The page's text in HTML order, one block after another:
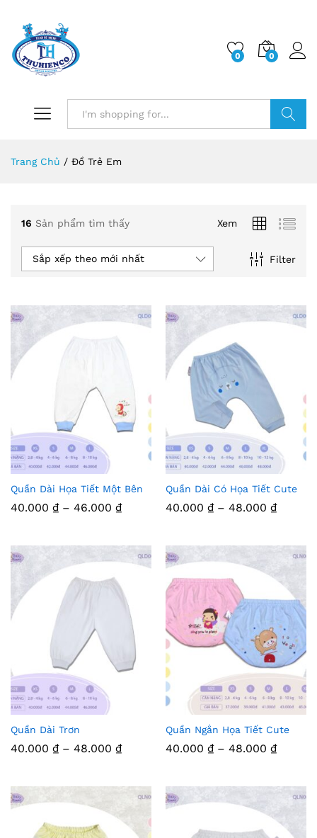
0 0
Trang Chủ / Đồ Trẻ Em
16 Sản phẩm tìm thấy Xem
Filter
Sắp xếp theo mới nhất
Thê
m
Yêu
Quần Dài Họa Tiết Một Bên
40.000 ₫ – 46.000 ₫Khoảng
đến
46.000 ₫
Thê
m
Yêu
Thíc
h
Quần Dài Có Họa Tiết Cute
40.000 ₫ – 48.000 ₫Khoảng
đến
m
Yêu
Thíc
Quần Dài Trơn
40.000 ₫ – 48.000 ₫Khoảng
đến
48.000 ₫
Thê
m
Yêu
Thíc
Quần Ngắn Họa Tiết Cute
40.000 ₫ – 48.000 ₫Khoảng
đến